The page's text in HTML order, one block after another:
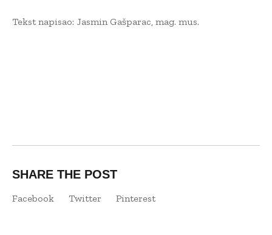
Tekst napisao: Jasmin Gašparac, mag. mus.
SHARE THE POST
Facebook Twitter Pinterest